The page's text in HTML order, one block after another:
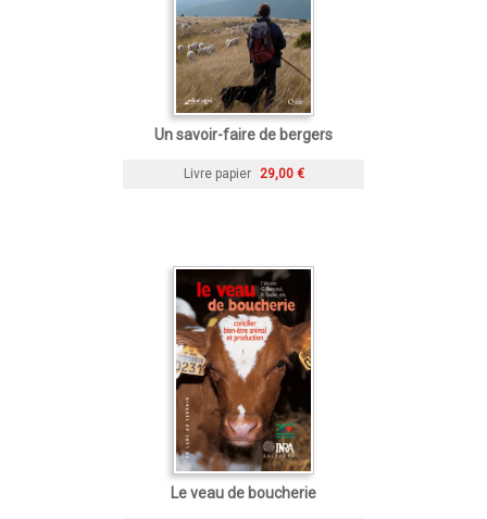
Un savoir-faire de bergers
Livre papier 29,00 €
Le veau de boucherie